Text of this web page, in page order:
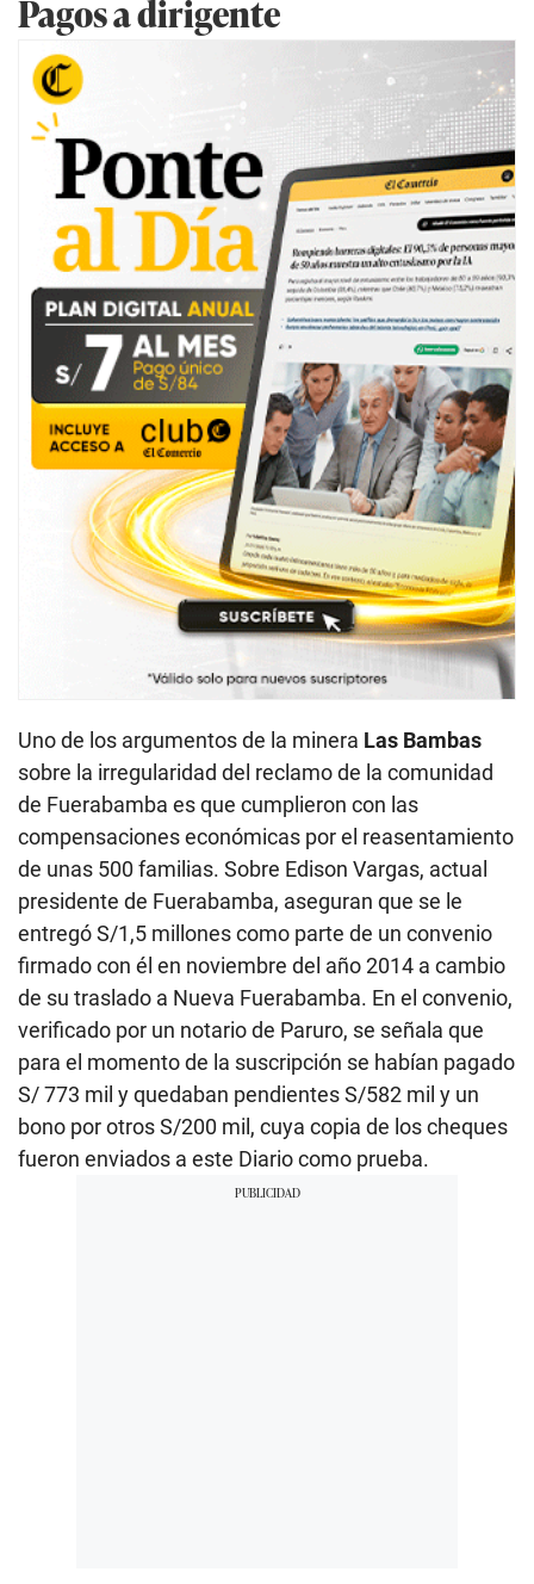
Pagos a dirigente
Uno de los argumentos de la minera Las Bambas
sobre la irregularidad del reclamo de la comunidad
de Fuerabamba es que cumplieron con las
compensaciones económicas por el reasentamiento
de unas 500 familias. Sobre Edison Vargas, actual
presidente de Fuerabamba, aseguran que se le
entregó S/1,5 millones como parte de un convenio
firmado con él en noviembre del año 2014 a cambio
de su traslado a Nueva Fuerabamba. En el convenio,
verificado por un notario de Paruro, se señala que
para el momento de la suscripción se habían pagado
S/ 773 mil y quedaban pendientes S/582 mil y un
bono por otros S/200 mil, cuya copia de los cheques
fueron enviados a este Diario como prueba.